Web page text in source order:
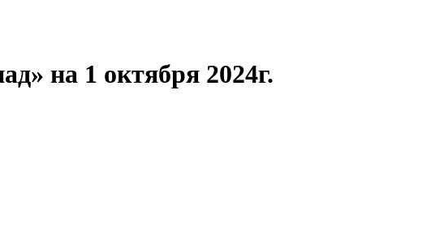
на 1 октября 2024г.